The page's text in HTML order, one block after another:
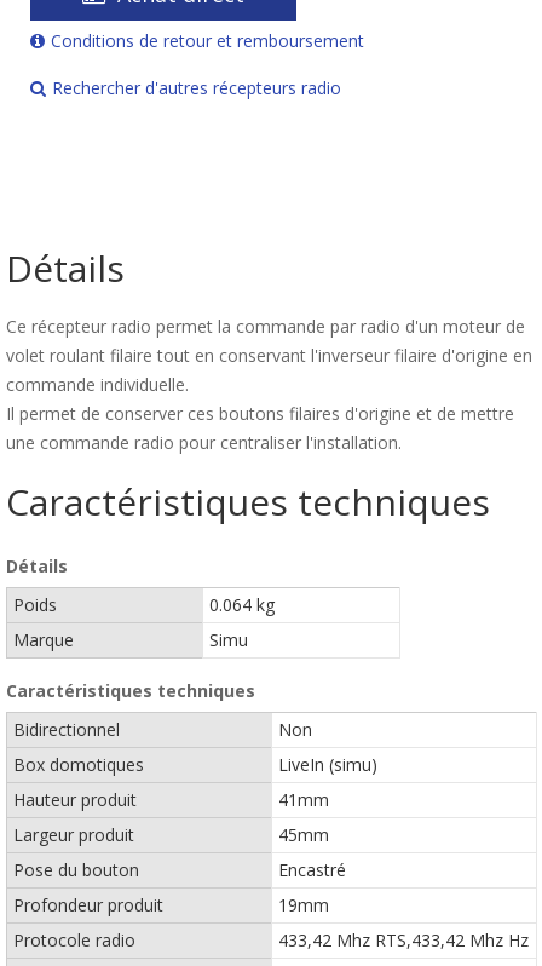
Conditions de retour et remboursement
Rechercher d'autres récepteurs radio
Détails
Ce récepteur radio permet la commande par radio d'un moteur de
volet roulant filaire tout en conservant l'inverseur filaire d'origine en
commande individuelle.
Il permet de conserver ces boutons filaires d'origine et de mettre
une commande radio pour centraliser l'installation.
Caractéristiques techniques
Détails
Poids
0.064 kg
Marque
Simu
Caractéristiques techniques
Bidirectionnel
Non
Box domotiques
LiveIn (simu)
Hauteur produit
41mm
Largeur produit
45mm
Pose du bouton
Encastré
Profondeur produit
19mm
Protocole radio
433,42 Mhz RTS,433,42 Mhz Hz